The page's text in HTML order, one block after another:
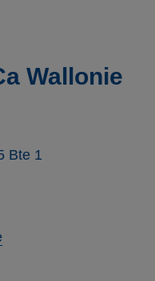
Wallonie
Bte 1